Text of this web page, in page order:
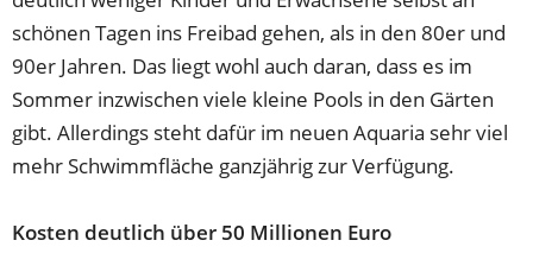
schönen Tagen ins Freibad gehen, als in den 80er und
90er Jahren. Das liegt wohl auch daran, dass es im
Sommer inzwischen viele kleine Pools in den Gärten
gibt. Allerdings steht dafür im neuen Aquaria sehr viel
mehr Schwimmfläche ganzjährig zur Verfügung.
Kosten deutlich über 50 Millionen Euro